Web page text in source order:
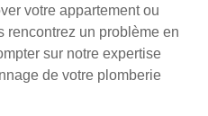
votre appartement ou
rencontrez un problème en
sur notre expertise
de votre plomberie